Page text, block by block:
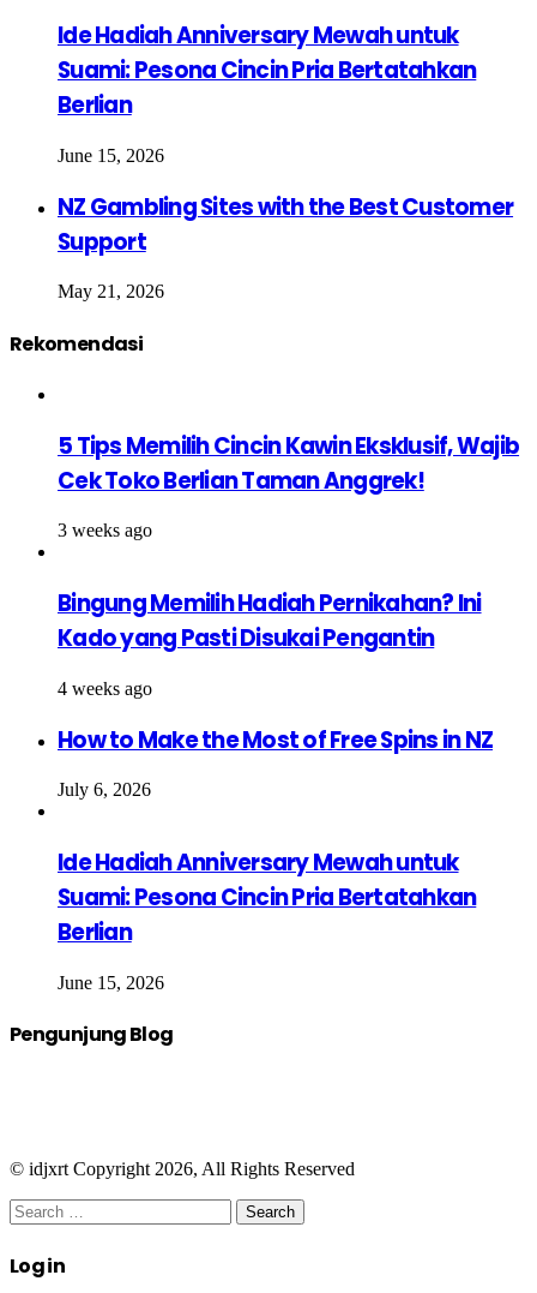
Ide Hadiah Anniversary Mewah untuk
Suami: Pesona Cincin Pria Bertatahkan
Berlian
June 15, 2026
NZ Gambling Sites with the Best Customer
Support
May 21, 2026
Rekomendasi
5 Tips Memilih Cincin Kawin Eksklusif, Wajib
Cek Toko Berlian Taman Anggrek!
3 weeks ago
Bingung Memilih Hadiah Pernikahan? Ini
Kado yang Pasti Disukai Pengantin
4 weeks ago
How to Make the Most of Free Spins in NZ
July 6, 2026
Ide Hadiah Anniversary Mewah untuk
Suami: Pesona Cincin Pria Bertatahkan
Berlian
June 15, 2026
Pengunjung Blog
© idjxrt Copyright 2026, All Rights Reserved
Facebook
Twitter
WhatsApp
Telegram
Close
Search
for:
Close
Log in